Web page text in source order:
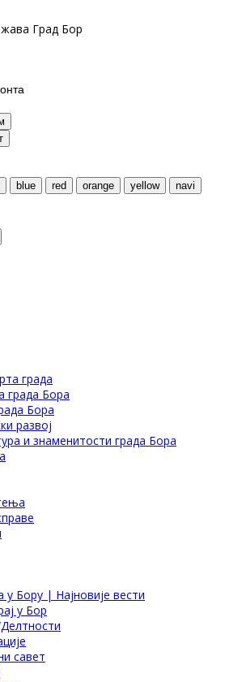
Град Бор
blue red orange yellow
navi
града
града Бора
Бора
развој
и знаменитости града Бора
у Бору | Најновије вести
у Бор
савет